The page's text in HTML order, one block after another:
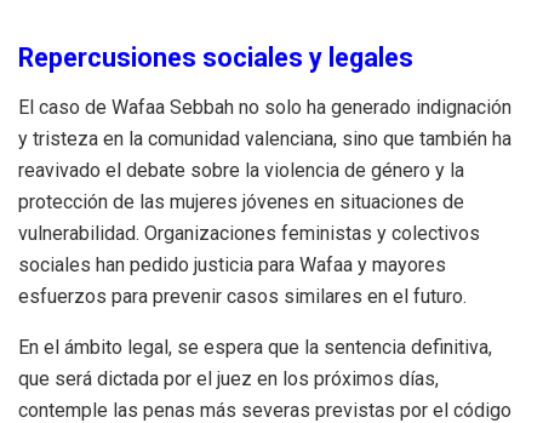
Repercusiones sociales y legales
El caso de Wafaa Sebbah no solo ha generado indignación
y tristeza en la comunidad valenciana, sino que también ha
reavivado el debate sobre la violencia de género y la
protección de las mujeres jóvenes en situaciones de
vulnerabilidad. Organizaciones feministas y colectivos
sociales han pedido justicia para Wafaa y mayores
esfuerzos para prevenir casos similares en el futuro.
En el ámbito legal, se espera que la sentencia definitiva,
que será dictada por el juez en los próximos días,
contemple las penas más severas previstas por el código